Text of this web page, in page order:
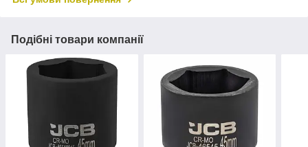
Подібні товари компанії